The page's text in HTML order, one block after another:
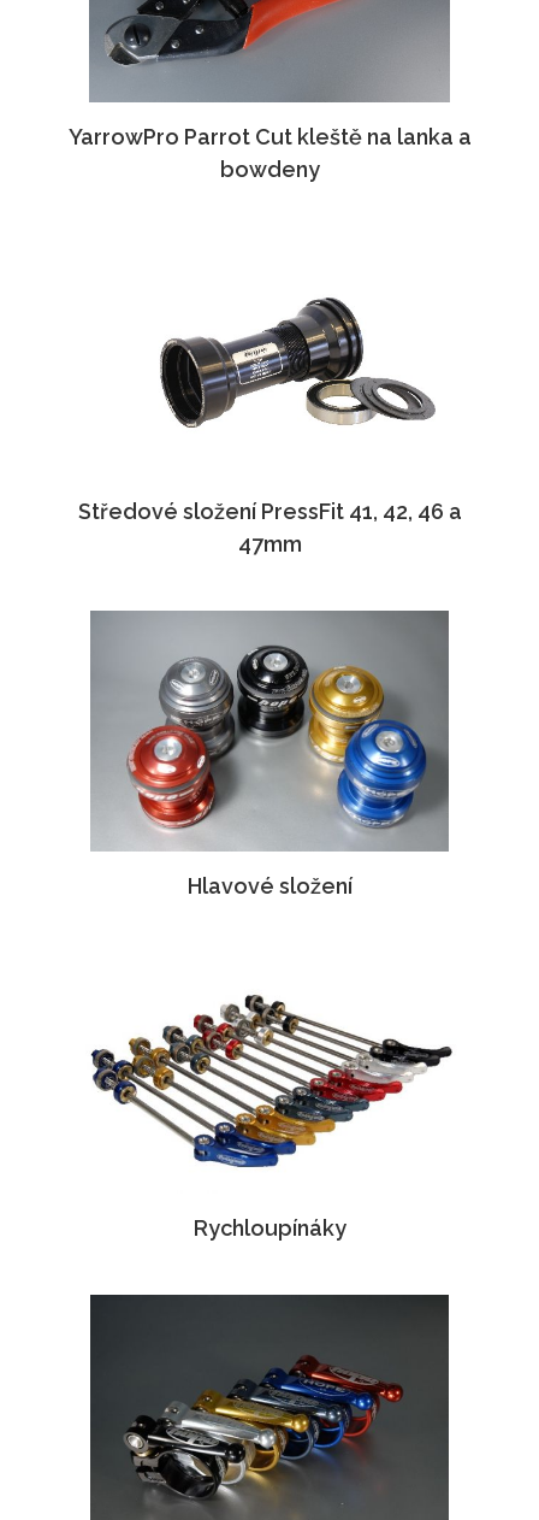
YarrowPro Parrot Cut kleště na lanka a
bowdeny
Středové složení PressFit 41, 42, 46 a
47mm
Hlavové složení
Rychloupínáky